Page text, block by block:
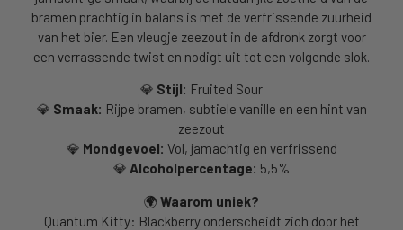
bramen prachtig in balans is met de verfrissende zuurheid
van het bier. Een vleugje zeezout in de afdronk zorgt voor
een verrassende twist en nodigt uit tot een volgende slok.
💎 Stijl: Fruited Sour
💎 Smaak: Rijpe bramen, subtiele vanille en een hint van
zeezout
💎 Mondgevoel: Vol, jamachtig en verfrissend
💎 Alcoholpercentage: 5,5%
🌍 Waarom uniek?
Quantum Kitty: Blackberry onderscheidt zich door het